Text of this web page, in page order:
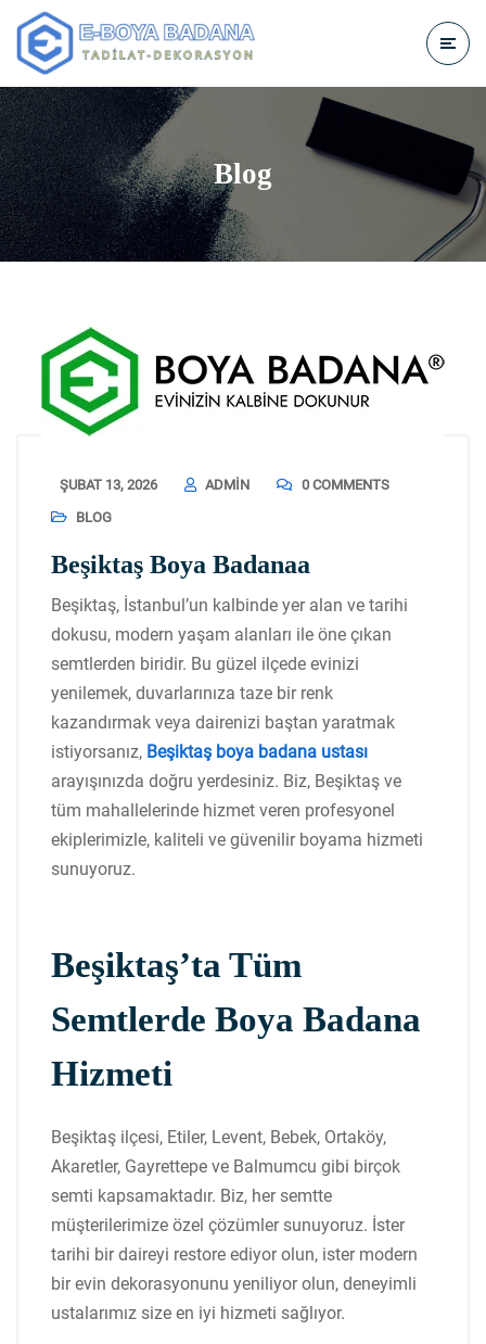
Blog
ŞUBAT 13, 2026 ADMIN
0 COMMENTS
BLOG
Beşiktaş Boya Badanaa
Beşiktaş, İstanbul’un kalbinde yer alan ve tarihi
dokusu, modern yaşam alanları ile öne çıkan
semtlerden biridir. Bu güzel ilçede evinizi
yenilemek, duvarlarınıza taze bir renk
kazandırmak veya dairenizi baştan yaratmak
istiyorsanız, Beşiktaş boya badana ustası
arayışınızda doğru yerdesiniz. Biz, Beşiktaş ve
tüm mahallelerinde hizmet veren profesyonel
ekiplerimizle, kaliteli ve güvenilir boyama hizmeti
sunuyoruz.
Beşiktaş’ta Tüm
Semtlerde Boya Badana
Hizmeti
Beşiktaş ilçesi, Etiler, Levent, Bebek, Ortaköy,
Akaretler, Gayrettepe ve Balmumcu gibi birçok
semti kapsamaktadır. Biz, her semtte
müşterilerimize özel çözümler sunuyoruz. İster
tarihi bir daireyi restore ediyor olun, ister modern
bir evin dekorasyonunu yeniliyor olun, deneyimli
ustalarımız size en iyi hizmeti sağlıyor.